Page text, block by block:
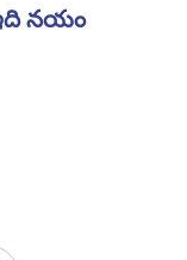
నయం